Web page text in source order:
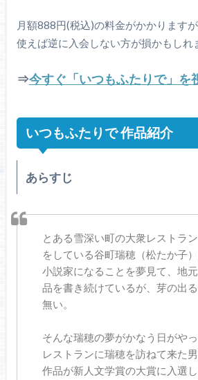
月額888円(税込)の料金がかかります
使えば逆に入会しない方が損かもしれ
⇒今すぐ「いつもふたりで」を
いつもふたりで 作品紹介
あらすじ
とある雪深い町の大衆レストラ
をしている谷町瑞穂（松たか子）
小説家になることを夢見て、地
品を書き続けているが、芽の出
無い。
そんな瑞穂の夢がかなう日がやっ
レストランに瑞穂を訪ねて来た
作品が新人文学賞の大賞に入選